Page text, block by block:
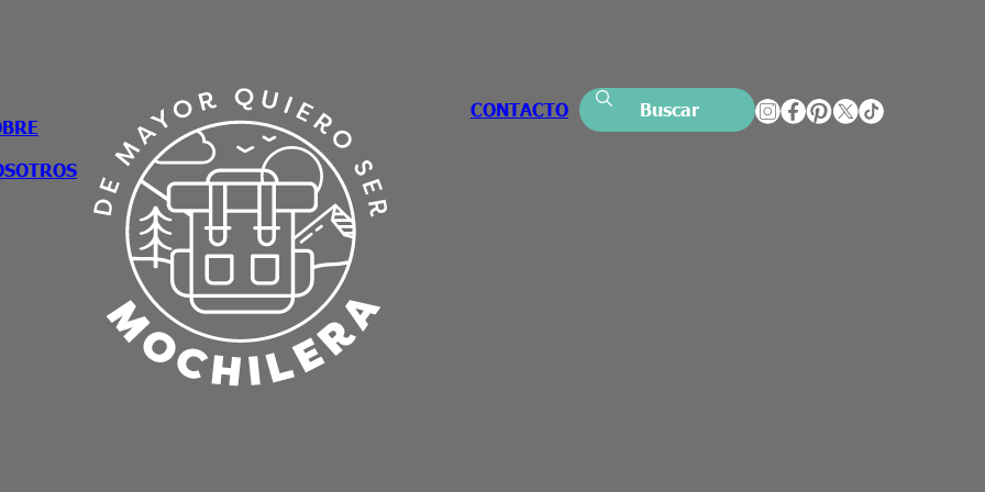
CONTACTO
Buscar